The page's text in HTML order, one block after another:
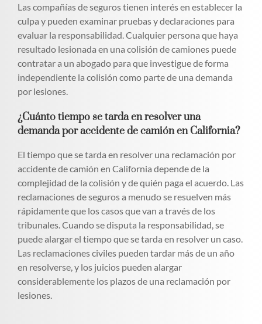
Las compañías de seguros tienen interés en establecer la
culpa y pueden examinar pruebas y declaraciones para
evaluar la responsabilidad. Cualquier persona que haya
resultado lesionada en una colisión de camiones puede
contratar a un abogado para que investigue de forma
independiente la colisión como parte de una demanda
por lesiones.
¿Cuánto tiempo se tarda en resolver una
demanda por accidente de camión en California?
El tiempo que se tarda en resolver una reclamación por
accidente de camión en California depende de la
complejidad de la colisión y de quién paga el acuerdo. Las
reclamaciones de seguros a menudo se resuelven más
rápidamente que los casos que van a través de los
tribunales. Cuando se disputa la responsabilidad, se
puede alargar el tiempo que se tarda en resolver un caso.
Las reclamaciones civiles pueden tardar más de un año
en resolverse, y los juicios pueden alargar
considerablemente los plazos de una reclamación por
lesiones.